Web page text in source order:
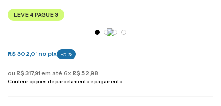
LEVE 4 PAGUE 3
R$ 302,01 no pix -5 %
ou R$317,91 em até 6x R$52,98
Conferir opções de parcelamento e pagamento